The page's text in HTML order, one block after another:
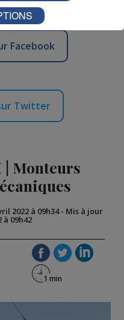
Facebook
Twitter
Monteurs
2022 à 09h34- Mis à jour
à 09h42